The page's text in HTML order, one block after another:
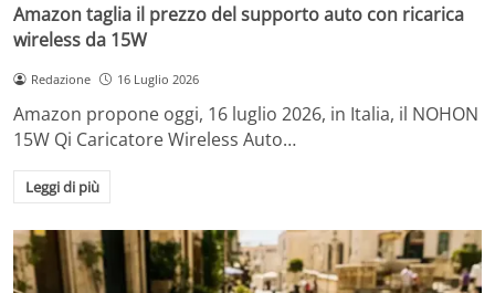
Amazon taglia il prezzo del supporto auto con ricarica
wireless da 15W
Redazione 16 Luglio 2026
Amazon propone oggi, 16 luglio 2026, in Italia, il NOHON
15W Qi Caricatore Wireless Auto…
Leggi di più